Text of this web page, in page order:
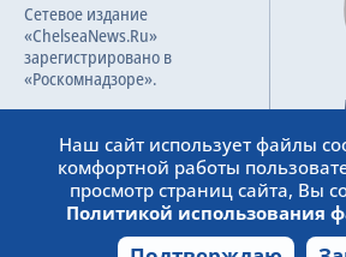
Сетевое издание
«ChelseaNews.Ru»
зарегистрировано в
«Роскомнадзоре».
ФС 77 – 87138.
Наш сайт использует файлы
комфортной работы
просмотр страниц сайта, Вы
Политикой использования